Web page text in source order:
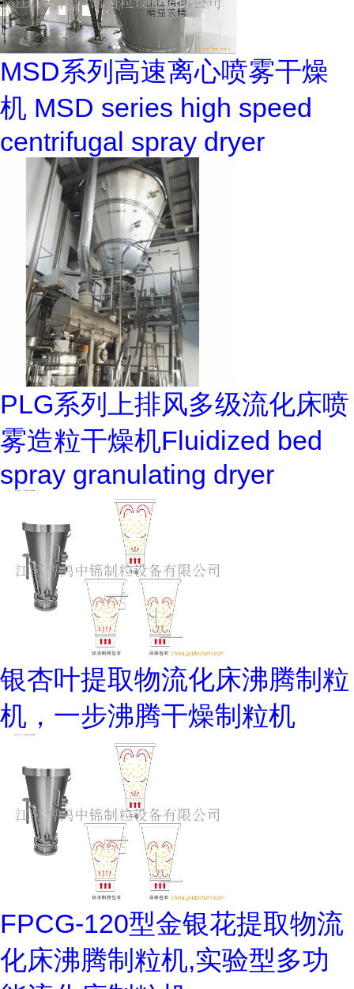
MSD系列高速离心喷雾干燥
机 MSD series high speed
centrifugal spray dryer
PLG系列上排风多级流化床喷
雾造粒干燥机Fluidized bed
spray granulating dryer
银杏叶提取物流化床沸腾制粒
机，一步沸腾干燥制粒机
FPCG-120型金银花提取物流
化床沸腾制粒机,实验型多功